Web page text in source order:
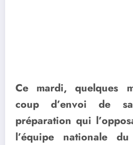
Ce mardi, quelques
coup d’envoi de
préparation qui
l’équipe nationale